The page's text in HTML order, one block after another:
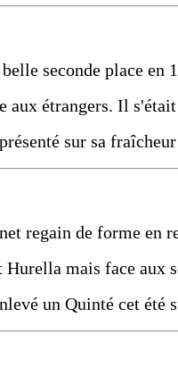
seconde place en
aux étrangers. Il
sur sa
regain de forme en
Hurella mais face aux
un Quinté cet été